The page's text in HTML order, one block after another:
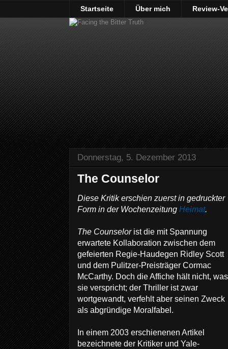
Startseite Über mich Review-
Donnerstag, 5. Dezember 2013
The Counselor
Diese Kritik erschien zuerst in gedruckter
Form in der Wochenzeitung Heimat.
The Counselorist die mit Spannung
erwartete Kollaboration zwischen dem
gefeierten Regie-Haudegen Ridley Scott
und dem Pulitzer-Preisträger Cormac
McCarthy. Doch die Affiche hält nicht, was
sie verspricht; der Thriller ist zwar
wortgewandt, verfehlt aber seinen Zweck
als abgründige Moralfabel.
In einem 2003 erschienenen Artikel
bezeichnete der Kritiker und Yale-